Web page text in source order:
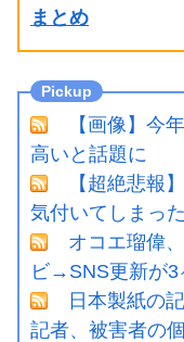
まとめ
【画像】今
高いと話題に
【超絶悲報
気付いてしまっ
オコエ瑠偉
ビ→SNS更新が3
日本製紙の
記者、被害者の